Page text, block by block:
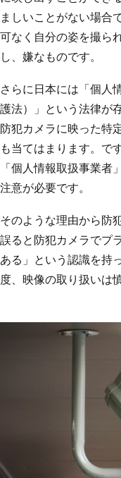
ましいことがない場合
可なく自分の姿を撮ら
し、嫌なものです。
さらに日本には「個人
護法）」という法律が
防犯カメラに映った特
も当てはまります。で
「個人情報取扱事業者
注意が必要です。
そのような理由から防
誤ると防犯カメラでプ
ある」という認識を持
度、映像の取り扱いは